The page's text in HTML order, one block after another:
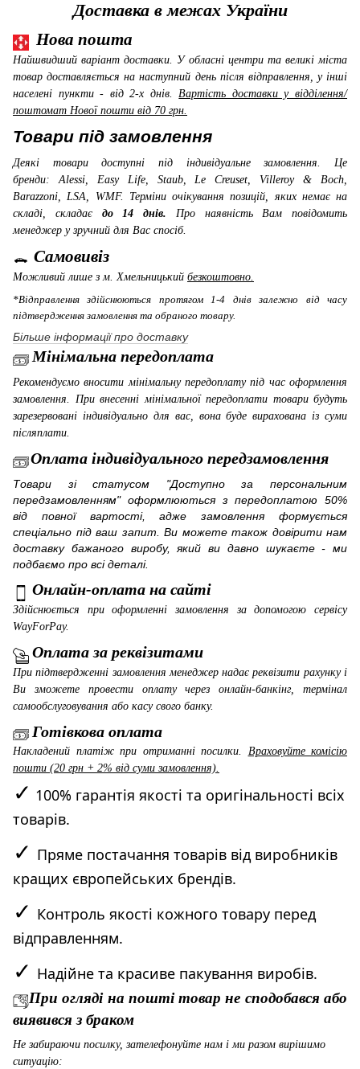
Доставка в межах України
Нова пошта
Найшвидший варіант доставки. У обласні центри та великі міста
товар доставляється на наступний день після відправлення, у інші
населені пункти - від 2-х днів. Вартість доставки у відділення/
поштомат Нової пошти від 70 грн.
Товари під замовлення
Деякі товари доступні під індивідуальне замовлення. Це
бренди: Alessi, Easy Life, Staub, Le Creuset, Villeroy & Boch,
Barazzoni, LSA, WMF. Терміни очікування позицій, яких немає на
складі, складає до 14 днів. Про наявність Вам повідомить
менеджер у зручний для Вас спосіб.
Самовивіз
Можливий лише з м. Хмельницький безкоштовно.
*Відправлення здійснюються протягом 1-4 днів залежно від часу
підтвердження замовлення та обраного товару.
Більше інформації про доставку
Мінімальна передоплата
Рекомендуємо вносити мінімальну передоплату під час оформлення
замовлення. При внесенні мінімальної передоплати товари будуть
зарезервовані індивідуально для вас, вона буде вирахована із суми
післяплати.
Оплата індивідуального передзамовлення
Товари зі статусом "Доступно за персональним
передзамовленням" оформлюються з передоплатою 50%
від повної вартості, адже замовлення формується
спеціально під ваш запит. Ви можете також довірити нам
доставку бажаного виробу, який ви давно шукаєте - ми
подбаємо про всі деталі.
Онлайн-оплата на сайті
Здійснюється при оформленні замовлення за допомогою сервісу
WayForPay.
Оплата за реквізитами
При підтвердженні замовлення менеджер надає реквізити рахунку і
Ви зможете провести оплату через онлайн-банкінг, термінал
самообслуговування або касу свого банку.
Готівкова оплата
Накладений платіж при отриманні посилки. Враховуйте комісію
пошти (20 грн + 2% від суми замовлення).
✓ 100% гарантія якості та оригінальності всіх
товарів.
✓ Пряме постачання товарів від виробників
кращих європейських брендів.
✓ Контроль якості кожного товару перед
відправленням.
✓ Надійне та красиве пакування виробів.
При огляді на пошті товар не сподобався або
виявився з браком
Не забираючи посилку, зателефонуйте нам і ми разом вирішимо
ситуацію: